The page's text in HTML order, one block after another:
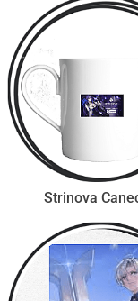
Strinova